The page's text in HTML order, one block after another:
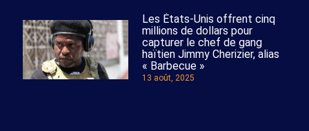
Les États-Unis offrent cinq
millions de dollars pour
capturer le chef de gang
haïtien Jimmy Cherizier, alias
« Barbecue »
13 août, 2025